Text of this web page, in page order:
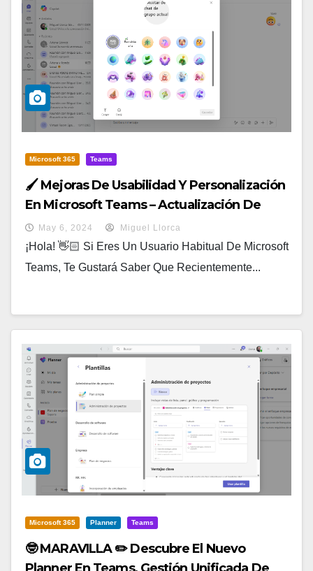
Microsoft 365 Teams
🖌️ Mejoras De Usabilidad Y Personalización
En Microsoft Teams – Actualización De
Abril 2024
May 6, 2024 Miguel Llorca
¡Hola! 👋🏻 Si Eres Un Usuario Habitual De Microsoft
Teams, Te Gustará Saber Que Recientemente...
Microsoft 365 Planner Teams
🤓 MARAVILLA ✏️ Descubre El Nuevo